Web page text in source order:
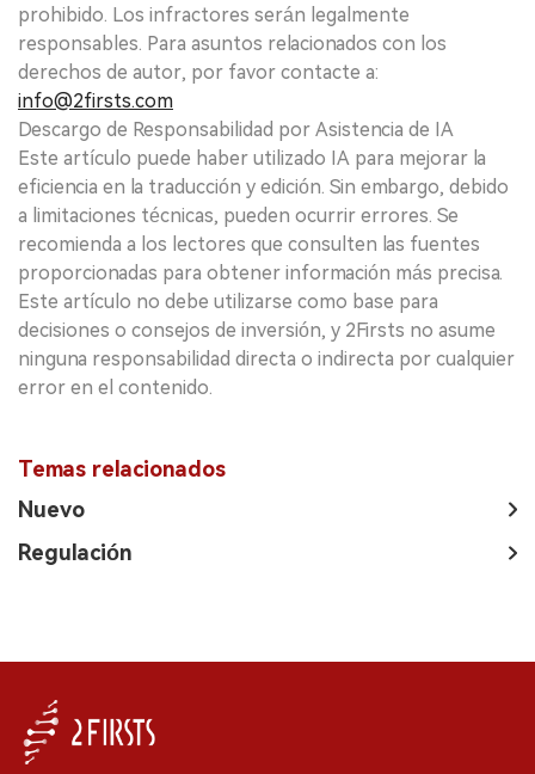
prohibido. Los infractores serán legalmente
responsables. Para asuntos relacionados con los
derechos de autor, por favor contacte a:
info@2firsts.com
Descargo de Responsabilidad por Asistencia de IA
Este artículo puede haber utilizado IA para mejorar la
eficiencia en la traducción y edición. Sin embargo, debido
a limitaciones técnicas, pueden ocurrir errores. Se
recomienda a los lectores que consulten las fuentes
proporcionadas para obtener información más precisa.
Este artículo no debe utilizarse como base para
decisiones o consejos de inversión, y 2Firsts no asume
ninguna responsabilidad directa o indirecta por cualquier
error en el contenido.
Temas relacionados
Nuevo
Regulación